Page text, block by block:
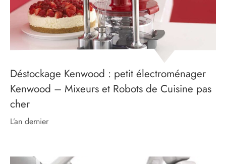
Déstockage Kenwood : petit électroménager
Kenwood – Mixeurs et Robots de Cuisine pas
cher
l’an dernier